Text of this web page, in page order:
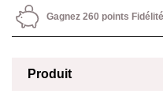
Gagnez 260 points Fidélité
Produit